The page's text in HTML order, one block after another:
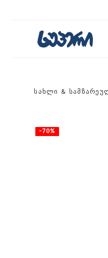
სახლი &
-70%